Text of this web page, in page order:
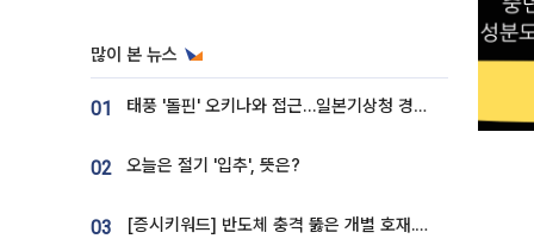
많이 본 뉴스
01 태풍 '돌핀' 오키나와 접근…일본기상청 경로 업데이트
02 오늘은 절기 '입추', 뜻은?
03 [증시키워드] 반도체 충격 뚫은 개별 호재...포스코퓨처엠·에코프로·한화솔루션 '눈길'